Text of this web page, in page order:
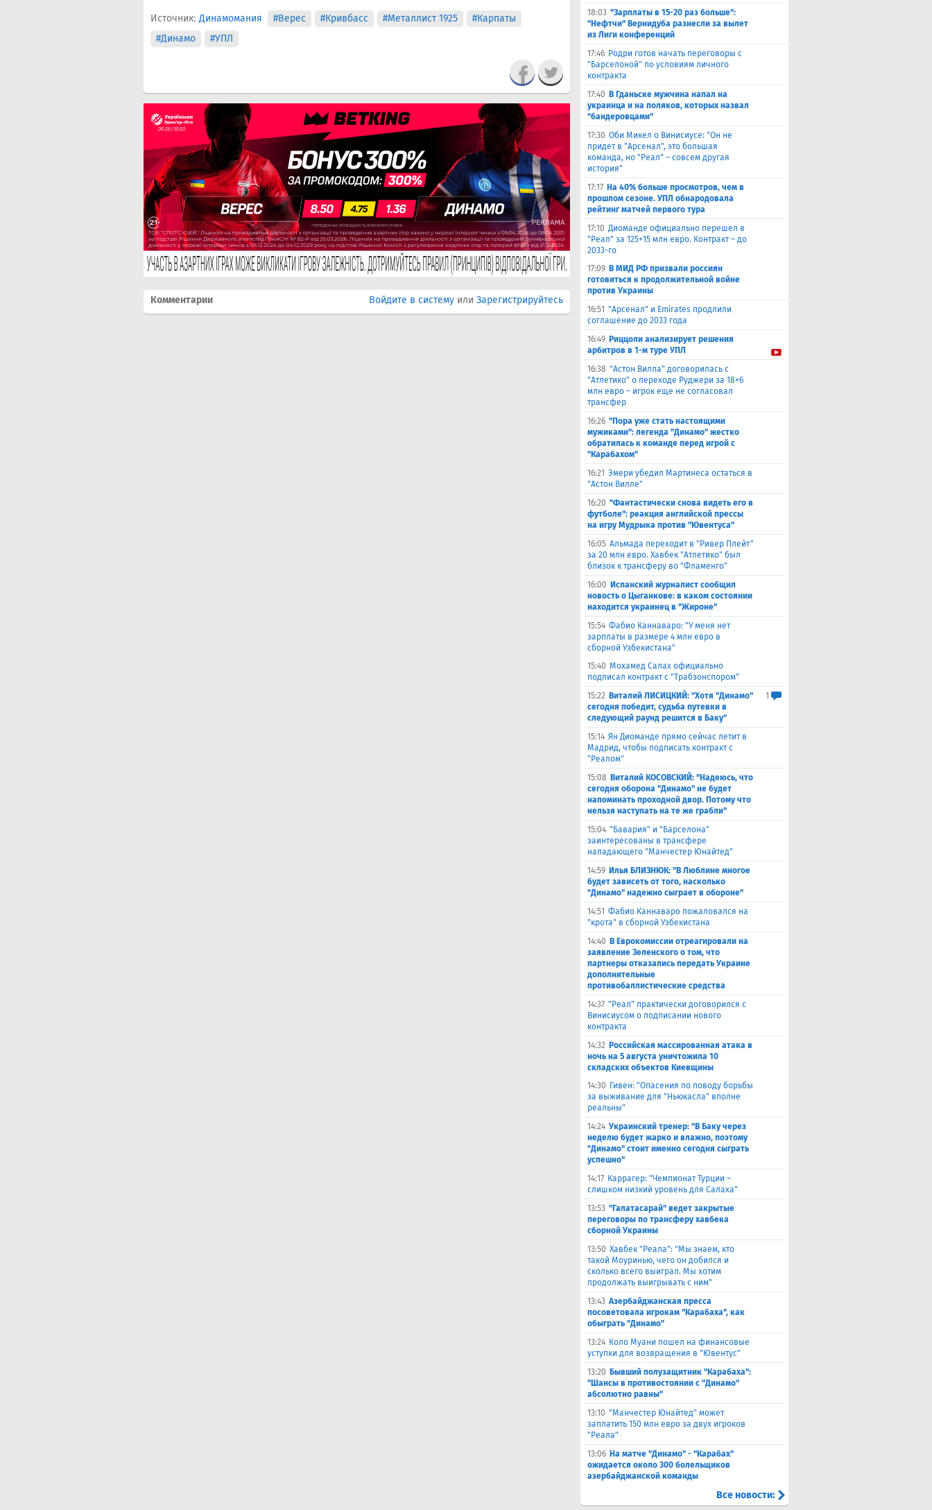
Источник: Динамомания #Верес #Кривбасс #Металлист 1925
#Карпаты
#Динамо
#УПЛ
Комментарии Войдите в систему или Зарегистрируйтесь
18:03 "Зарплаты в 15-20 раз больше":
"Нефтчи" Вернидуба разнесли за вылет
из Лиги конференций
17:46 Родри готов начать переговоры с
"Барселоной" по условиям личного
контракта
17:40 В Гданьске мужчина напал на
украинца и на поляков, которых назвал
"бандеровцами"
17:30 Оби Микел о Винисиусе: "Он не
придет в "Арсенал", это большая
команда, но "Реал" – совсем другая
история"
17:17 На 40% больше просмотров, чем в
прошлом сезоне. УПЛ обнародовала
рейтинг матчей первого тура
17:10 Диоманде официально перешел в
"Реал" за 125+15 млн евро. Контракт – до
2033-го
17:09 В МИД РФ призвали россиян
готовиться к продолжительной войне
против Украины
16:51 "Арсенал" и Emirates продлили
соглашение до 2033 года
16:49 Риццоли анализирует решения
арбитров в 1-м туре УПЛ
16:38 "Астон Вилла" договорилась с
"Атлетико" о переходе Руджери за 18+6
млн евро – игрок еще не согласовал
трансфер
16:26 "Пора уже стать настоящими
мужиками": легенда "Динамо" жестко
обратилась к команде перед игрой с
"Карабахом"
16:21 Эмери убедил Мартинеса остаться в
"Астон Вилле"
16:20 "Фантастически снова видеть его в
футболе": реакция английской прессы
на игру Мудрыка против "Ювентуса"
16:05 Альмада переходит в "Ривер Плейт"
за 20 млн евро. Хавбек "Атлетико" был
близок к трансферу во "Фламенго"
16:00 Испанский журналист сообщил
новость о Цыганкове: в каком состоянии
находится украинец в "Жироне"
15:54 Фабио Каннаваро: "У меня нет
зарплаты в размере 4 млн евро в
сборной Узбекистана"
15:40 Мохамед Салах официально
подписал контракт с "Трабзонспором"
15:22 Виталий ЛИСИЦКИЙ: "Хотя "Динамо"
сегодня победит, судьба путевки в
следующий раунд решится в Баку"
1
15:14 Ян Диоманде прямо сейчас летит в
Мадрид, чтобы подписать контракт с
"Реалом"
15:08 Виталий КОСОВСКИЙ: "Надеюсь, что
сегодня оборона "Динамо" не будет
напоминать проходной двор. Потому что
нельзя наступать на те же грабли"
15:04 "Бавария" и "Барселона"
заинтересованы в трансфере
нападающего "Манчестер Юнайтед"
14:59 Илья БЛИЗНЮК: "В Люблине многое
будет зависеть от того, насколько
"Динамо" надежно сыграет в обороне"
14:51 Фабио Каннаваро пожаловался на
"крота" в сборной Узбекистана
14:40 В Еврокомиссии отреагировали на
заявление Зеленского о том, что
партнеры отказались передать Украине
дополнительные
противобаллистические средства
14:37 "Реал" практически договорился с
Винисиусом о подписании нового
контракта
14:32 Российская массированная атака в
ночь на 5 августа уничтожила 10
складских объектов Киевщины
14:30 Гивен: "Опасения по поводу борьбы
за выживание для "Ньюкасла" вполне
реальны"
14:24 Украинский тренер: "В Баку через
неделю будет жарко и влажно, поэтому
"Динамо" стоит именно сегодня сыграть
успешно"
14:17 Каррагер: "Чемпионат Турции –
слишком низкий уровень для Салаха"
13:53 "Галатасарай" ведет закрытые
переговоры по трансферу хавбека
сборной Украины
13:50 Хавбек "Реала": "Мы знаем, кто
такой Моуринью, чего он добился и
сколько всего выиграл. Мы хотим
продолжать выигрывать с ним"
13:43 Азербайджанская пресса
посоветовала игрокам "Карабаха", как
обыграть "Динамо"
13:24 Коло Муани пошел на финансовые
уступки для возвращения в "Ювентус"
13:20 Бывший полузащитник "Карабаха":
"Шансы в противостоянии с "Динамо"
абсолютно равны"
13:10 "Манчестер Юнайтед" может
заплатить 150 млн евро за двух игроков
"Реала"
13:06 На матче "Динамо" - "Карабах"
ожидается около 300 болельщиков
азербайджанской команды
Все новости: